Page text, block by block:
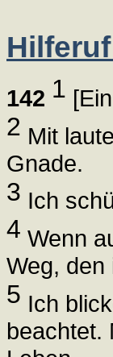
142 1
2 Mit
Gnade.
3 Ich
4 Wenn
Weg, den
5 Ich
beachtet.